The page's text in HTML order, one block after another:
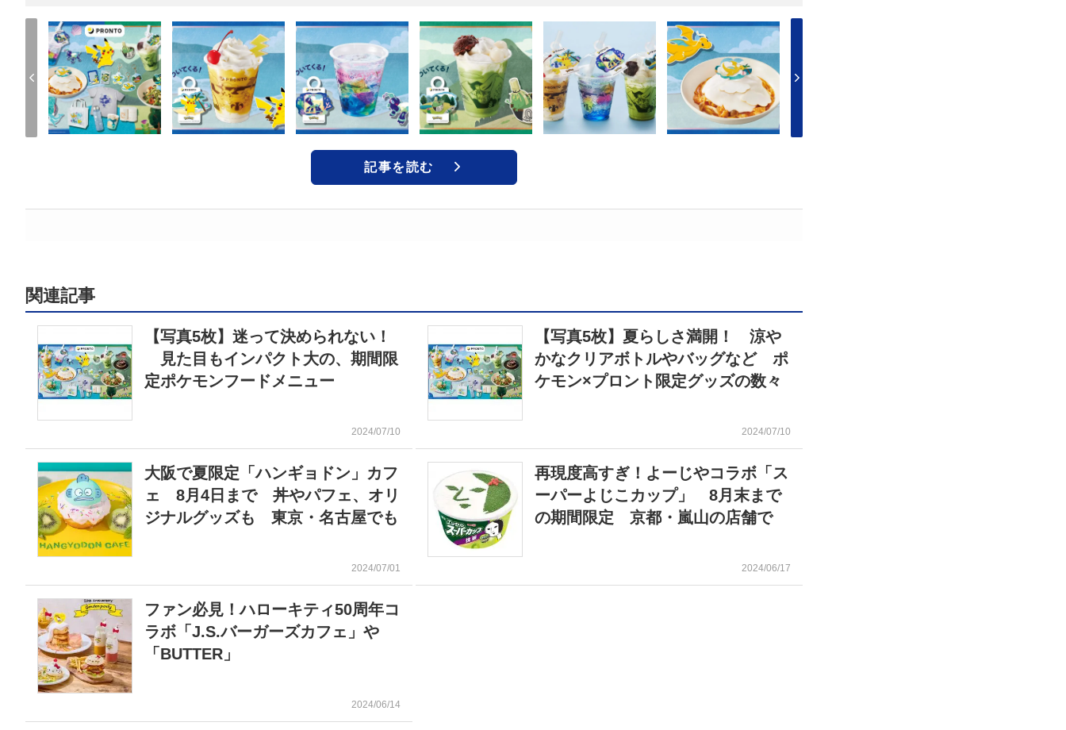
記事を読む
関連記事
【写真5枚】迷って決められない！
見た目もインパクト大の、期間限
定ポケモンフードメニュー
2024/07/10
【写真5枚】夏らしさ満開！ 涼や
かなクリアボトルやバッグなど ポ
ケモン×プロント限定グッズの数々
2024/07/10
大阪で夏限定「ハンギョドン」カフ
ェ 8月4日まで 丼やパフェ、オリ
ジナルグッズも 東京・名古屋でも
2024/07/01
再現度高すぎ！よーじやコラボ「ス
ーパーよじこカップ」 8月末まで
の期間限定 京都・嵐山の店舗で
2024/06/17
ファン必見！ハローキティ50周年コ
ラボ「J.S.バーガーズカフェ」や
「BUTTER」
2024/06/14